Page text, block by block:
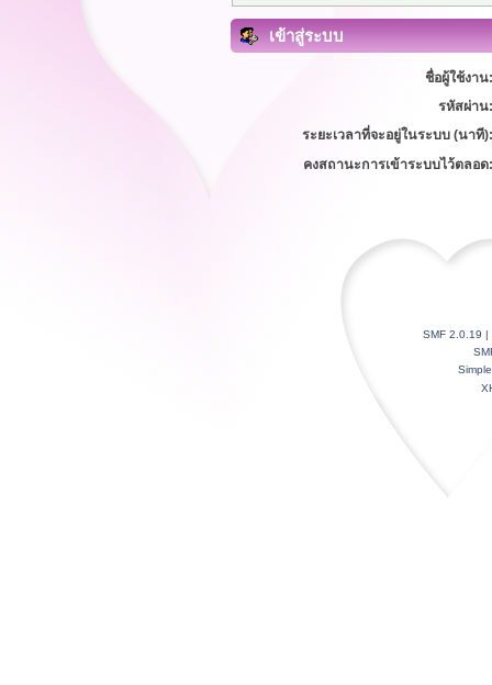
เข้าสู่ระบบ
ชื่อผู้ใช้งาน:
รหัสผ่าน:
ระยะเวลาที่จะอยู่ในระบบ (นาที):
คงสถานะการเข้าระบบไว้ตลอด:
SMF 2.0.19 |